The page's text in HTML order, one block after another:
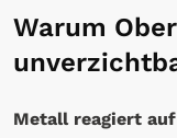
Warum
Metall reagiert